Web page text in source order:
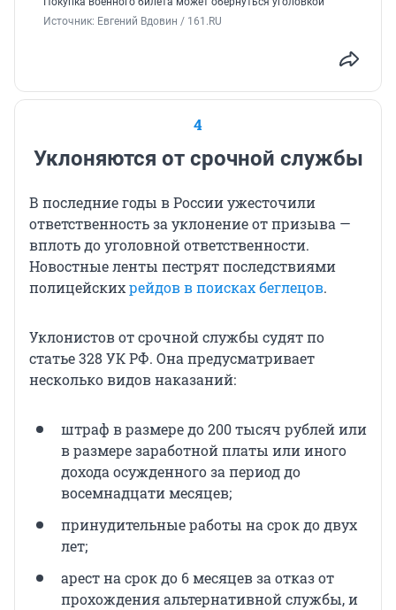
Источник: Евгений Вдовин / 161.RU
4
Уклоняются от срочной службы
В последние годы в России ужесточили
ответственность за уклонение от призыва —
вплоть до уголовной ответственности.
Новостные ленты пестрят последствиями
полицейскихрейдов в поисках беглецов.
Уклонистов от срочной службы судят по
статье 328 УК РФ. Она предусматривает
несколько видов наказаний:
штраф в размере до 200 тысяч рублей или
в размере заработной платы или иного
дохода осужденного за период до
восемнадцати месяцев;
принудительные работы на срок до двух
лет;
арест на срок до 6 месяцев за отказ от
прохождения альтернативной службы, и